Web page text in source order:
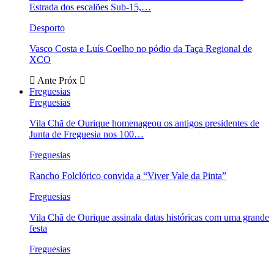
Estrada dos escalões Sub-15,…
Desporto
Vasco Costa e Luís Coelho no pódio da Taça Regional de
XCO
Ante Próx
Freguesias
Freguesias
Vila Chã de Ourique homenageou os antigos presidentes de
Junta de Freguesia nos 100…
Freguesias
Rancho Folclórico convida a “Viver Vale da Pinta”
Freguesias
Vila Chã de Ourique assinala datas históricas com uma grande
festa
Freguesias